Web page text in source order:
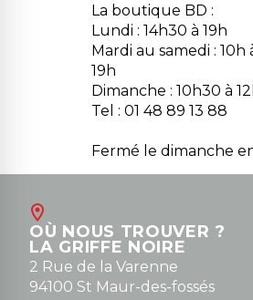
La boutique BD :
Lundi : 14h30 à 19h
Mardi au samedi : 10h
19h
Dimanche : 10h30 à
Tel : 01 48 89 13 88
Fermé le dimanche
Août
contact@la-griffe-
0148836747
OÙ NOUS TROUVER ?
LA GRIFFE NOIRE
2 Rue de la Varenne
94100 St Maur-des-fossés